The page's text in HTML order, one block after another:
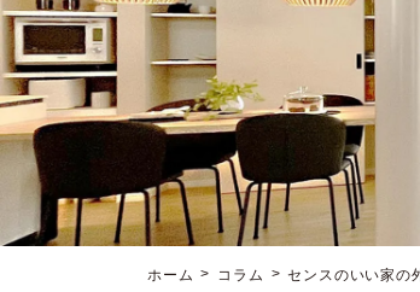
ホーム コラム センスのいい家の